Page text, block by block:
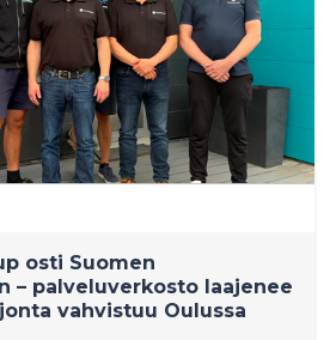
osti Suomen
– palveluverkosto laajenee
vahvistuu Oulussa